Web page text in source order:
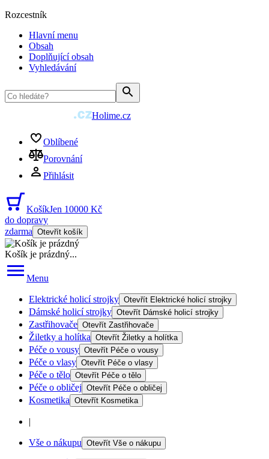
Rozcestník
Hlavní menu
Obsah
Doplňující obsah
Vyhledávání
Holime.cz
Oblíbené
Porovnání
Přihlásit
KošíkJen 10000 Kč
do dopravy
zdarma Otevřít košík
Košík je prázdný...
Menu
Elektrické holicí strojky Otevřít Elektrické holicí strojky
Dámské holicí strojky Otevřít Dámské holicí strojky
Zastřihovače Otevřít Zastřihovače
Žiletky a holítka Otevřít Žiletky a holítka
Péče o vousy Otevřít Péče o vousy
Péče o vlasy Otevřít Péče o vlasy
Péče o tělo Otevřít Péče o tělo
Péče o obličej Otevřít Péče o obličej
Kosmetika Otevřít Kosmetika
|
Vše o nákupu Otevřít Vše o nákupu